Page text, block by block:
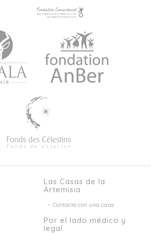
Las Casas de la
Artemisia
Contacte con una casa
Por el lado médico y
legal